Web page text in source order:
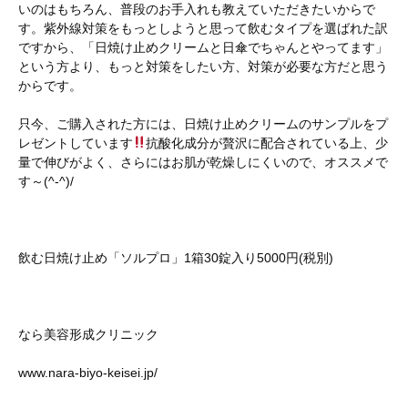
いのはもちろん、普段のお手入れも教えていただきたいからで
す。紫外線対策をもっとしようと思って飲むタイプを選ばれた訳
ですから、「日焼け止めクリームと日傘でちゃんとやってます」
という方より、もっと対策をしたい方、対策が必要な方だと思う
からです。
只今、ご購入された方には、日焼け止めクリームのサンプルをプ
レゼントしています
抗酸化成分が贅沢に配合されている上、少
量で伸びがよく、さらにはお肌が乾燥しにくいので、オススメで
す～(^-^)/
飲む日焼け止め「ソルプロ」1箱30錠入り5000円(税別)
なら美容形成クリニック
www.nara-biyo-keisei.jp/